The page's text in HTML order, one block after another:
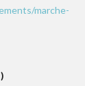
marche-